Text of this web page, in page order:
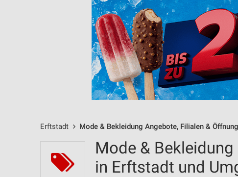
Erftstadt Mode & Bekleidung Angebote, Filialen &
Mode &
in Erftstadt und